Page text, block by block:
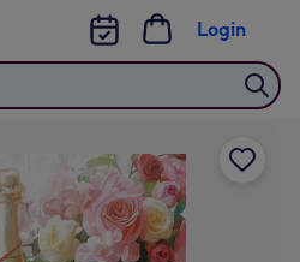
Login